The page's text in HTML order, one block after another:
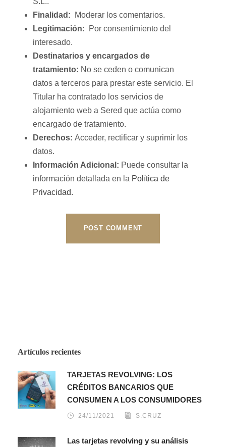
Finalidad: Moderar los comentarios.
Legitimación: Por consentimiento del
interesado.
Destinatarios y encargados de
tratamiento: No se ceden o comunican
datos a terceros para prestar este servicio. El
Titular ha contratado los servicios de
alojamiento web a Sered que actúa como
encargado de tratamiento.
Derechos: Acceder, rectificar y suprimir los
datos.
Información Adicional: Puede consultar la
información detallada en la Política de
Privacidad.
Artículos recientes
TARJETAS REVOLVING: LOS
CRÉDITOS BANCARIOS QUE
CONSUMEN A LOS CONSUMIDORES
24/11/2021 S.CRUZ
Las tarjetas revolving y su análisis